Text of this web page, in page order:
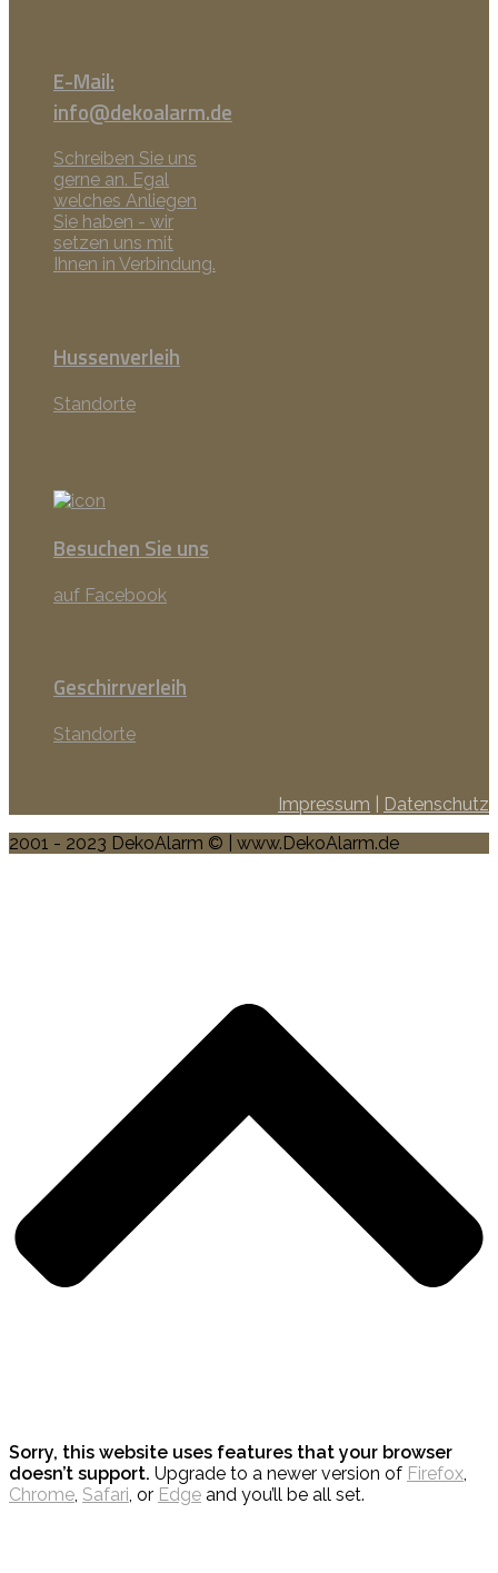
E-Mail:
info@dekoalarm.de
Schreiben Sie uns
gerne an. Egal
welches Anliegen
Sie haben - wir
setzen uns mit
Ihnen in Verbindung.
Hussenverleih
Standorte
Besuchen Sie uns
auf Facebook
Geschirrverleih
Standorte
Impressum
Datenschutz
2001 - 2023 DekoAlarm © | www.DekoAlarm.de
Sorry, this website uses features that your browser
doesn’t support. Upgrade to a newer version of Firefox,
Chrome, Safari, or Edge and you’ll be all set.